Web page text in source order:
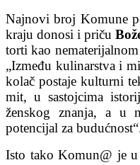
Najnovi broj Komune
kraju donosi i priču
torti kao
„Između kulinarstva i
kolač postaje kulturni
mit, u sastojcima
ženskog znanja, a u
potencijal za
Isto tako Komun@ je